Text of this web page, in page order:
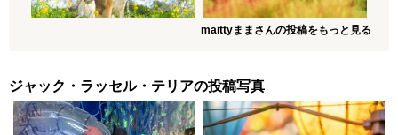
maittyままさんの投稿をもっと見る
ジャック・ラッセル・テリアの投稿写真